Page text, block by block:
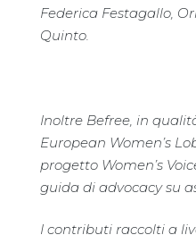
Federica Festagallo,
Quinto.
Inoltre Befree, in
European Women’s
progetto Women’s
guida di advocacy su
I contributi raccolti a